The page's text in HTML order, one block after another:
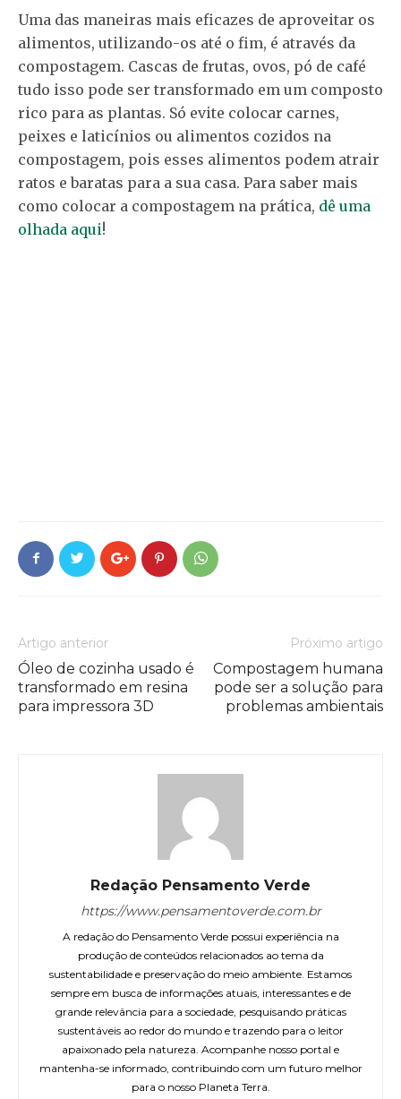
Uma das maneiras mais eficazes de aproveitar os
alimentos, utilizando-os até o fim, é através da
compostagem. Cascas de frutas, ovos, pó de café
tudo isso pode ser transformado em um composto
rico para as plantas. Só evite colocar carnes,
peixes e laticínios ou alimentos cozidos na
compostagem, pois esses alimentos podem atrair
ratos e baratas para a sua casa. Para saber mais
como colocar a compostagem na prática, dê uma
olhada aqui!
Artigo anterior
Óleo de cozinha usado é
transformado em resina
para impressora 3D
Próximo artigo
Compostagem humana
pode ser a solução para
problemas ambientais
Redação Pensamento Verde
https://www.pensamentoverde.com.br
A redação do Pensamento Verde possui experiência na
produção de conteúdos relacionados ao tema da
sustentabilidade e preservação do meio ambiente. Estamos
sempre em busca de informações atuais, interessantes e de
grande relevância para a sociedade, pesquisando práticas
sustentáveis ao redor do mundo e trazendo para o leitor
apaixonado pela natureza. Acompanhe nosso portal e
mantenha-se informado, contribuindo com um futuro melhor
para o nosso Planeta Terra.